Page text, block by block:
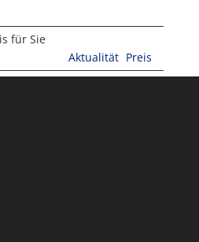
für Sie
Aktualität Preis